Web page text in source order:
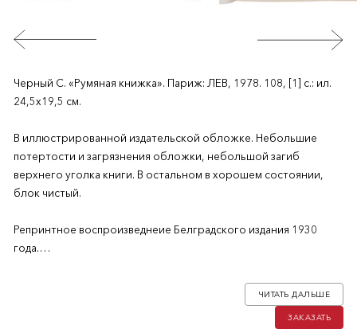
Черный С. «Румяная книжка». Париж: ЛЕВ, 1978. 108, [1] с.: ил.
24,5х19,5 см.
В иллюстрированной издательской обложке. Небольшие
потертости и загрязнения обложки, небольшой загиб
верхнего уголка книги. В остальном в хорошем состоянии,
блок чистый.
Репринтное воспроизведнеие Белградского издания 1930
года.
Последняя книга автора. Содержит 14 рассказов. Рисунки Г.И.
ЗАКАЗАТЬ
ЧИТАТЬ ДАЛЬШЕ